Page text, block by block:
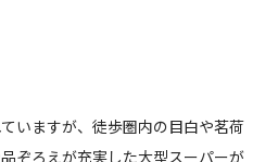
いますが、徒歩圏内の目白や茗荷
ぞろえが充実した大型スーパーが